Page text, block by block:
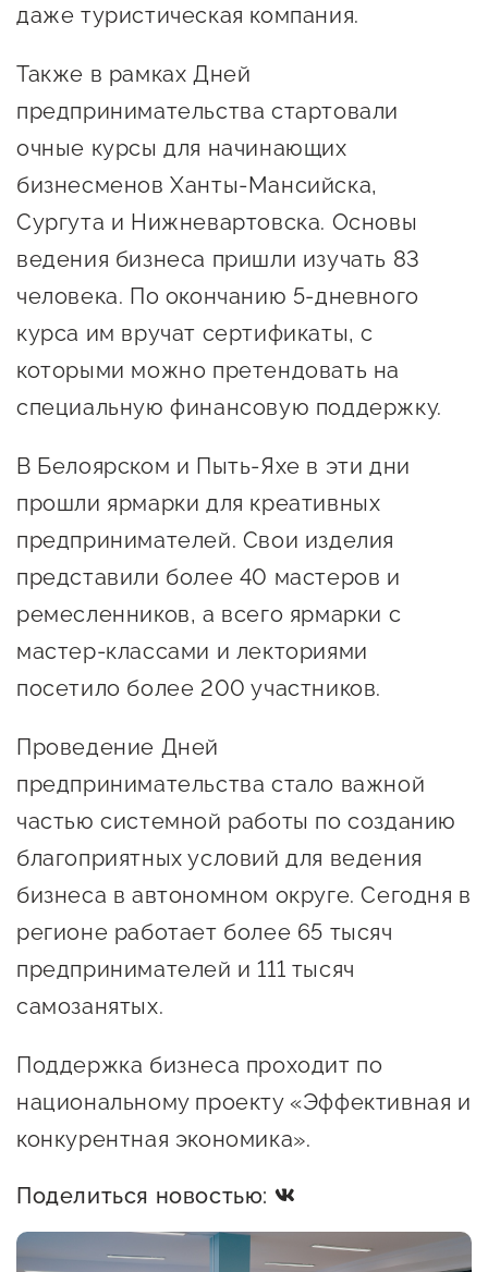
Госзакупки для малого
Каталог югорских франшиз
Самозанятому
Новости УФНС
Каталог грантов
Конкурсы для
предпринимателей
Сообщить о нарушении
Иностранным гражданам
Сервисы для бизнеса
О фонде
Общая информация
Органы управления и надзора
Контакты
Вакансии
даже туристическая компания.
Также в рамках Дней
предпринимательства стартовали
очные курсы для начинающих
бизнесменов Ханты-Мансийска,
Сургута и Нижневартовска. Основы
ведения бизнеса пришли изучать 83
человека. По окончанию 5-дневного
курса им вручат сертификаты, с
которыми можно претендовать на
специальную финансовую поддержку.
В Белоярском и Пыть-Яхе в эти дни
прошли ярмарки для креативных
предпринимателей. Свои изделия
представили более 40 мастеров и
ремесленников, а всего ярмарки с
мастер-классами и лекториями
посетило более 200 участников.
Проведение Дней
предпринимательства стало важной
частью системной работы по созданию
благоприятных условий для ведения
бизнеса в автономном округе. Сегодня в
регионе работает более 65 тысяч
предпринимателей и 111 тысяч
самозанятых.
Поддержка бизнеса проходит по
национальному проекту «Эффективная и
конкурентная экономика».
Поделиться новостью: